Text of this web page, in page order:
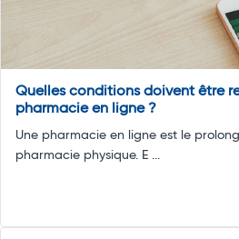
Quelles conditions doivent être
pharmacie en ligne ?
Une pharmacie en ligne est le
pharmacie physique. E ...